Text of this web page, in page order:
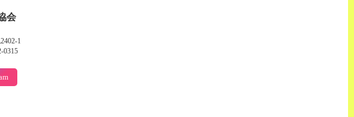
会
1